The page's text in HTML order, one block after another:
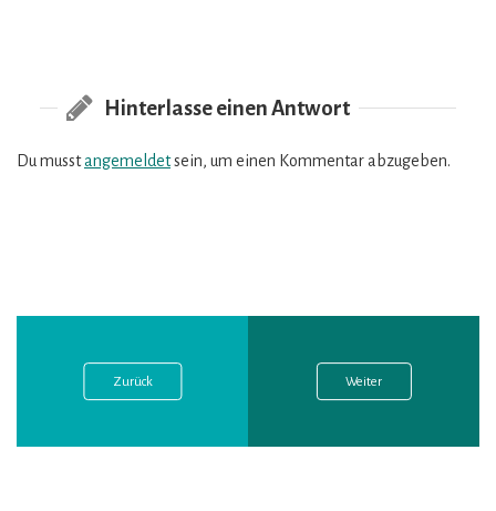
Hinterlasse einen Antwort
Du musstangemeldetsein, um einen Kommentar abzugeben.
Zurück Weiter